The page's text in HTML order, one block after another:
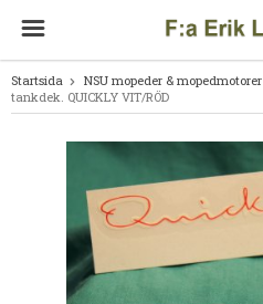
Startsida NSU mopeder & mopedmotorer
tankdek. QUICKLY VIT/RÖD